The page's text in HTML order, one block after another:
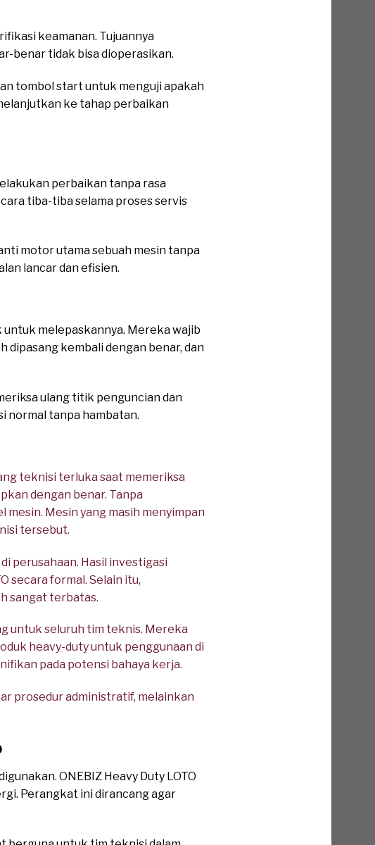
keamanan. Tujuannya
benar tidak bisa dioperasikan.
tombol start untuk menguji apakah
ke tahap perbaikan
perbaikan tanpa rasa
tiba-tiba selama proses servis
motor utama sebuah mesin tanpa
lancar dan efisien.
melepaskannya. Mereka wajib
dipasang kembali dengan benar, dan
ulang titik penguncian dan
normal tanpa hambatan.
teknisi terluka saat memeriksa
dengan benar. Tanpa
Mesin yang masih menyimpan
tersebut.
perusahaan. Hasil investigasi
secara formal. Selain itu,
sangat terbatas.
untuk seluruh tim teknis. Mereka
heavy-duty untuk penggunaan di
pada potensi bahaya kerja.
prosedur administratif, melainkan
ONEBIZ Heavy Duty LOTO
Perangkat ini dirancang agar